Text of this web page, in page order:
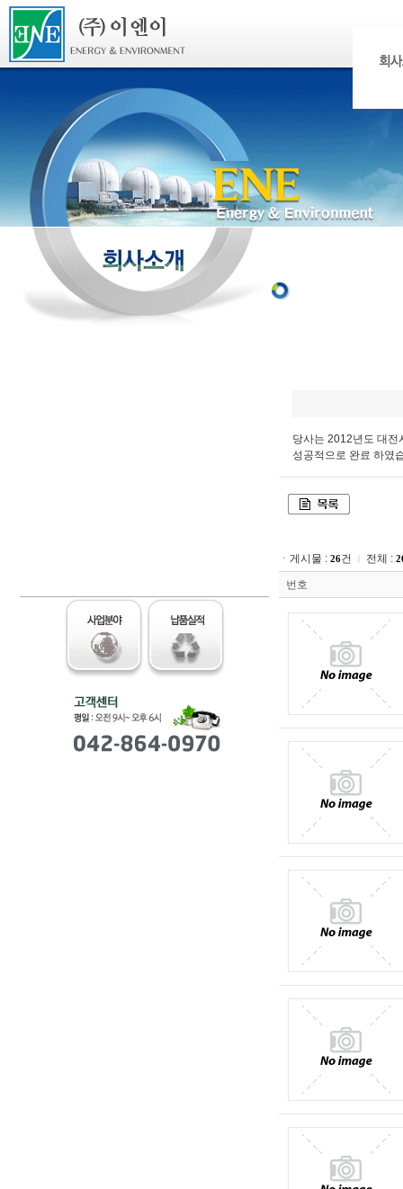
당사는 2012년도 대전
성공적으로 완료 하였
ㆍ게시물 : 26건 전체 :
번호